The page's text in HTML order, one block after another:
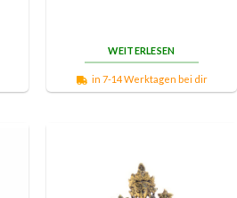
WEITERLESEN
in 7-14 Werktagen bei dir